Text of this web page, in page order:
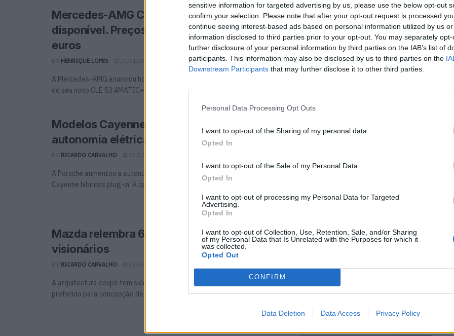
sensitive information for targeted advertising by us, please use the below opt-out
confirm your selection. Please note that after your opt-out request is processed
continue seeing interest-based ads based on personal information utilized by us
information disclosed to third parties prior to your opt-out. You may separately
further disclosure of your personal information by third parties on the IAB’s list of
participants. This information may also be disclosed by us to third parties on the
Downstream Participants that may further disclose it to other third parties.
Personal Data Processing Opt Outs
I want to opt-out of the Sharing of my personal data.
Opted In
I want to opt-out of the Sale of my Personal Data.
Opted In
I want to opt-out of processing my Personal Data for Targeted
Advertising.
Opted In
I want to opt-out of Collection, Use, Retention, Sale, and/or Sharing
of my Personal Data that Is Unrelated with the Purposes for which it
was collected.
Opted Out
CONFIRM
Data Deletion Data Access Privacy Policy
Mercedes-AMG CLE 53 4MATIC+ Coupé já
disponível. Preços iniciam-se nos 116.050
euros
BY HENRIQUE LOPES 23/01/2024
A Mercedes-AMG anunciou hoje a abertura das encomendas em Portugal
do seu novo CLE 53 4MATIC+ Coupé. O novo coupé ...
Modelos Cayenne e-Hybrid com maior
autonomia elétrica
BY RICARDO CARVALHO 28/10/2020
A Porsche aumentou a autonomia elétrica de todos os seus modelos
Cayenne híbridos plug-in. A capacidade bruta da bateria de ...
Mazda relembra 60 anos de coupés
visionários
BY RICARDO CARVALHO
A arquitectura coupé tem sido, ao longo das décadas, o formato
preferido para concepção de automóveis elegantes e futuristas. Os ...